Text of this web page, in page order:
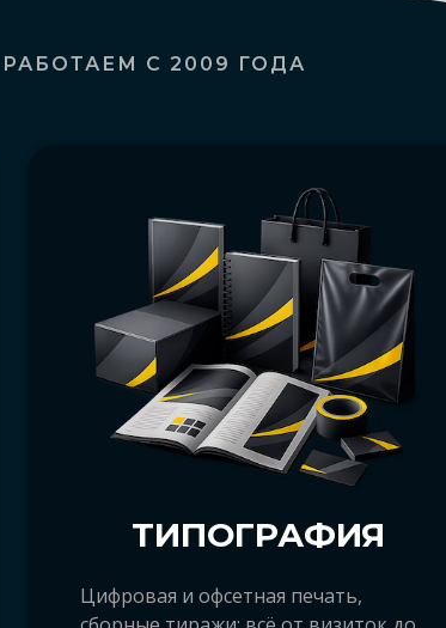
РАБОТАЕМ С 2009 ГОДА
Арбат 29 ру, Arbat29.ru,
полного цикла
ТИПОГРАФИЯ
Цифровая и офсетная печать,